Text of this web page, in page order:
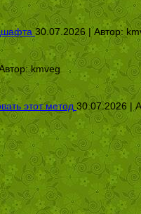
30.07.2026 | Автор:
kmveg
этот метод 30.07.2026 |